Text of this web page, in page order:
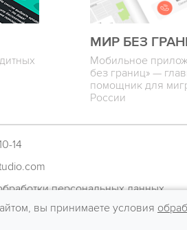
МИР БЕЗ
Мобильное
без границ» —
помощник для
России
14
персональных данных
вы принимаете условия